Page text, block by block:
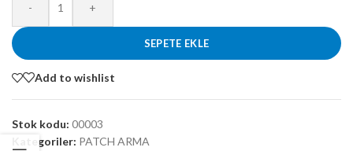
- +
SEPETE EKLE
Add to wishlist
Stok kodu: 00003
Kategoriler: PATCH ARMA